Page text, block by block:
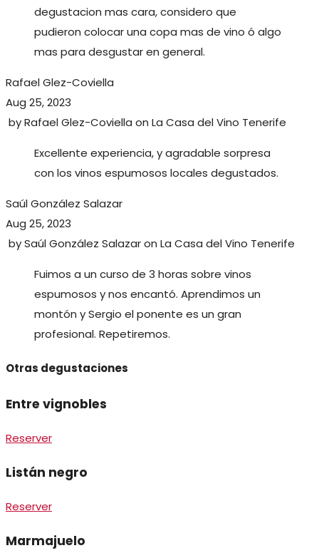
degustacion mas cara, considero que
pudieron colocar una copa mas de vino ó algo
mas para desgustar en general.
Rafael Glez-Coviella
Aug 25, 2023
byRafael Glez-Coviella on La Casa del Vino Tenerife
Excellente experiencia, y agradable sorpresa
con los vinos espumosos locales degustados.
Saúl González Salazar
Aug 25, 2023
bySaúl González Salazaron La Casa del Vino Tenerife
Fuimos a un curso de 3 horas sobre vinos
espumosos y nos encantó. Aprendimos un
montón y Sergio el ponente es un gran
profesional. Repetiremos.
Otras degustaciones
Entre vignobles
Reserver
Listán negro
Reserver
Marmajuelo